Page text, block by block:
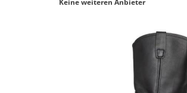
Keine weiteren Anbieter